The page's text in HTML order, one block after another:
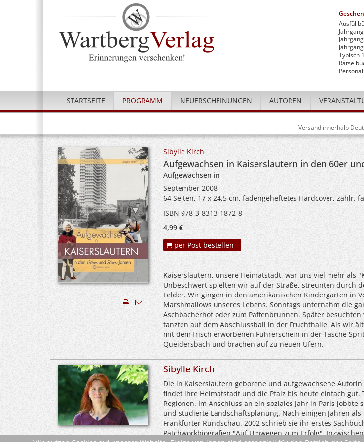
Typisch
STARTSEITE PROGRAMM NEUERSCHEINUNGEN AUTOREN
Versand innerhalb
Sibylle Kirch
Aufgewachsen in Kaiserslautern in den 60er
Aufgewachsen in
September 2008
64 Seiten, 17 x 24,5 cm, fadengeheftetes Hardcover, zahlr.
ISBN 978-3-8313-1872-8
4,99 €
per Post bestellen
Kaiserslautern, unsere Heimatstadt, war uns viel mehr als
Unbeschwert spielten wir auf der Straße, streunten durch
Felder. Wir gingen in den amerikanischen Kindergarten in
Marshmallows unseres Lebens. Sonntags unternahm die
Aschbacherhof oder zum Paffenbrunnen. Später
tanzten auf dem Abschlussball in der Fruchthalle. Als wir
mit dem frisch erworbenen Führerschein in der Tasche
Queidersbach und brachen auf zu neuen Ufern.
Sibylle Kirch
Die in Kaiserslautern geborene und aufgewachsene
findet ihre Heimatstadt und die Pfalz bis heute einfach gut.
Regionen. Im Anschluss an ein soziales Jahr in Paris jobbte
und studierte Landschaftsplanung. Nach einigen Jahren
Frankfurter Rundschau. 2002 schrieb sie ihr erstes
Patchworkbiografien "Auf Umwegen zum Erfolg".